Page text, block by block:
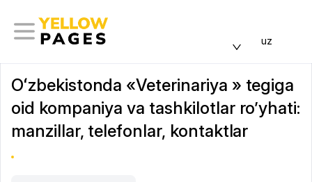
uz
Oʻzbekistonda «Veterinariya » tegiga
oid kompaniya va tashkilotlar ro’yhati:
manzillar, telefonlar, kontaktlar